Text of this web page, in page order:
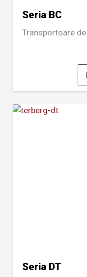
Seria BC
Transportoare
Seria DT